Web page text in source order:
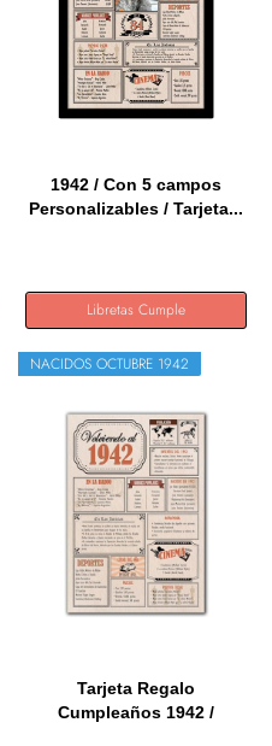
1942 / Con 5 campos
Personalizables / Tarjeta...
Libretas Cumple
NACIDOS OCTUBRE 1942
Tarjeta Regalo
Cumpleaños 1942 /